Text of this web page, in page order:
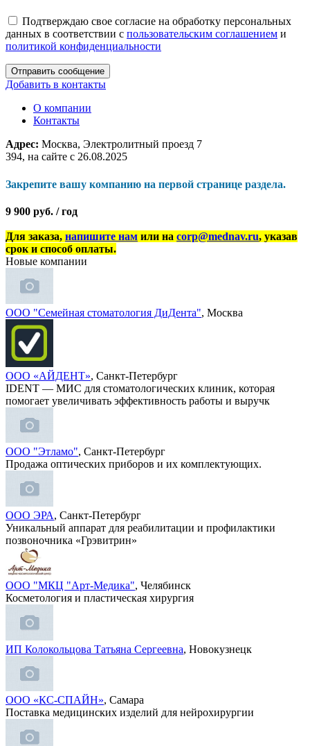
Подтверждаю свое согласие на обработку персональных
данных в соответствии с пользовательским соглашением и
политикой конфиденциальности
Отправить сообщение
Добавить в контакты
О компании
Контакты
Адрес: Москва, Электролитный проезд 7
394, на сайте с 26.08.2025
Закрепите вашу компанию на первой странице раздела.
9 900 руб. / год
Для заказа, напишите нам или на corp@mednav.ru, указав
срок и способ оплаты.
Новые компании
ООО "Семейная стоматология ДиДента", Москва
ООО «АЙДЕНТ», Санкт-Петербург
IDENT — МИС для стоматологических клиник, которая
помогает увеличивать эффективность работы и выручк
ООО "Этламо", Санкт-Петербург
Продажа оптических приборов и их комплектующих.
ООО ЭРА, Санкт-Петербург
Уникальный аппарат для реабилитации и профилактики
позвоночника «Грэвитрин»
ООО "МКЦ "Арт-Медика", Челябинск
Косметология и пластическая хирургия
ИП Колокольцова Татьяна Сергеевна, Новокузнецк
ООО «КС-СПАЙН», Самара
Поставка медицинских изделий для нейрохирургии